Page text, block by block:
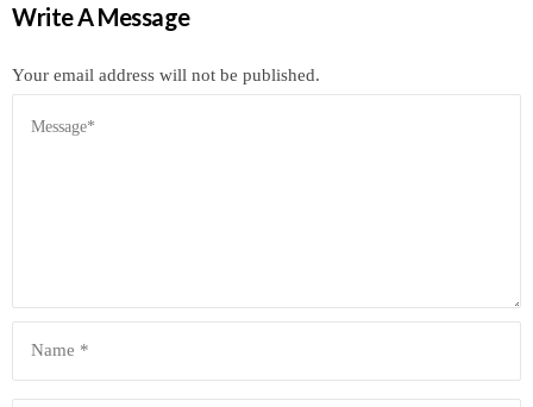
Write A Message
Your email address will not be published.